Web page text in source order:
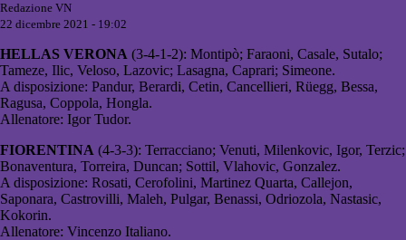
Redazione VN
22 dicembre 2021 - 19:02
HELLAS VERONA (3-4-1-2): Montipò; Faraoni, Casale, Sutalo;
Tameze, Ilic, Veloso, Lazovic; Lasagna, Caprari; Simeone.
A disposizione: Pandur, Berardi, Cetin, Cancellieri, Rüegg, Bessa,
Ragusa, Coppola, Hongla.
Allenatore: Igor Tudor.
FIORENTINA (4-3-3): Terracciano; Venuti, Milenkovic, Igor, Terzic;
Bonaventura, Torreira, Duncan; Sottil, Vlahovic, Gonzalez.
A disposizione: Rosati, Cerofolini, Martinez Quarta, Callejon,
Saponara, Castrovilli, Maleh, Pulgar, Benassi, Odriozola, Nastasic,
Kokorin.
Allenatore: Vincenzo Italiano.